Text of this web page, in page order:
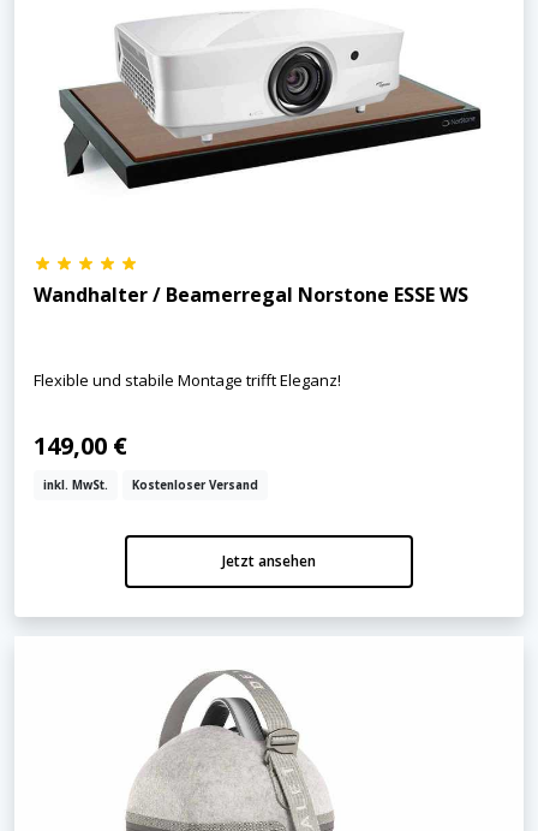
Wandhalter / Beamerregal Norstone ESSE WS
Flexible und stabile Montage trifft Eleganz!
149,00 €
inkl. MwSt. Kostenloser Versand
Jetzt ansehen